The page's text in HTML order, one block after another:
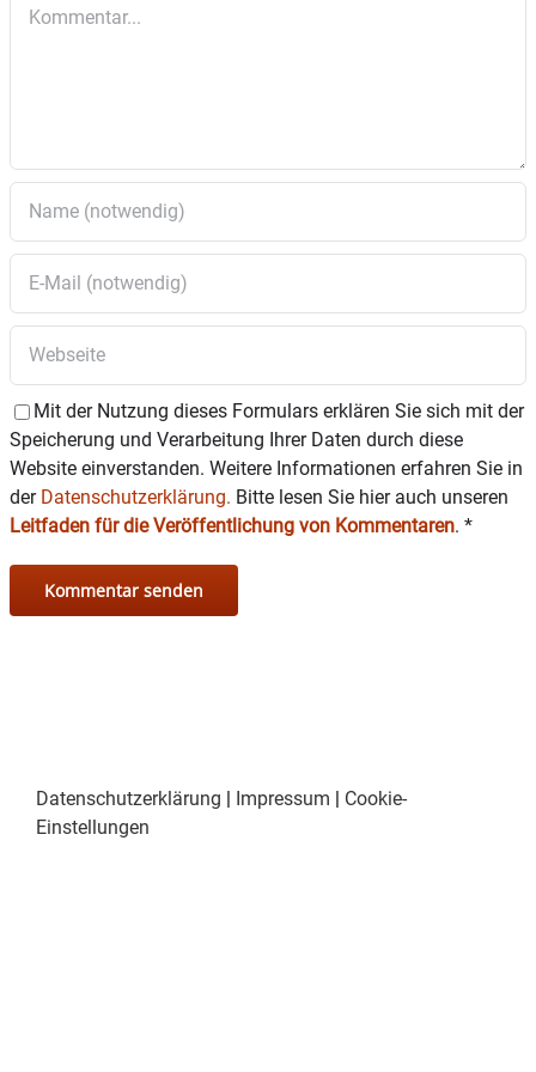
Aktionsbündnis „Wasserburg.bunt“ und Bastian
Mit der Nutzung dieses Formulars erklären Sie sich mit der
Speicherung und Verarbeitung Ihrer Daten durch diese
Website einverstanden. Weitere Informationen erfahren Sie in
der Datenschutzerklärung. Bitte lesen Sie hier auch unseren
Leitfaden für die Veröffentlichung von Kommentaren. *
Datenschutzerklärung | Impressum | Cookie-
Einstellungen